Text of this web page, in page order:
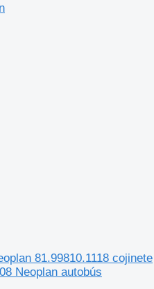
81.99810.1118 cojinete
Neoplan autobús